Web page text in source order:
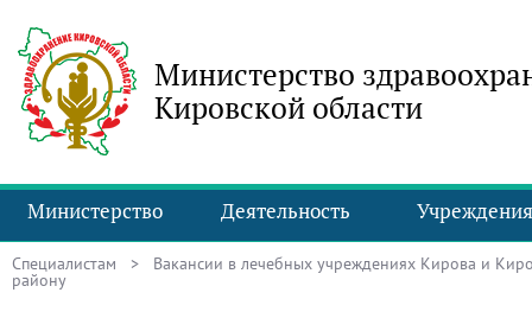
Министерство
Кировской области
Министерство Деятельность Учреждения
Специалистам > Вакансии в лечебных учреждениях Кирова и
району